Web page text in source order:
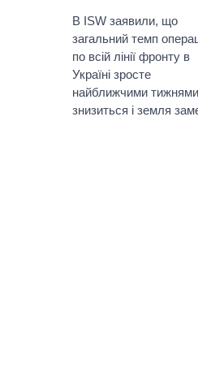
В ISW заявили, що
загальний темп
по всій лінії фронту в
Україні зросте
найближчими
знизиться і земля